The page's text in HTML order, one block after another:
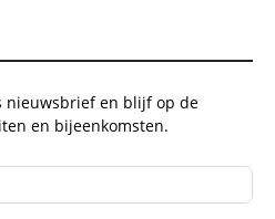
nieuwsbrief en blijf op de
en bijeenkomsten.